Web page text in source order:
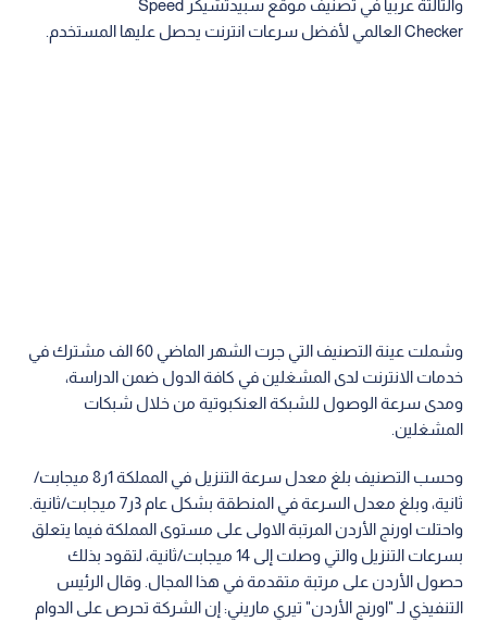
والثالثة عربيا في تصنيف موقع سبيدتشيكر Speed
Checker العالمي لأفضل سرعات انترنت يحصل عليها المستخدم.
وشملت عينة التصنيف التي جرت الشهر الماضي 60 الف مشترك في
خدمات الانترنت لدى المشغلين في كافة الدول ضمن الدراسة،
ومدى سرعة الوصول للشبكة العنكبوتية من خلال شبكات
المشغلين.
وحسب التصنيف بلغ معدل سرعة التنزيل في المملكة 1ر8 ميجابت/
ثانية، وبلغ معدل السرعة في المنطقة بشكل عام 3ر7 ميجابت/ثانية.
واحتلت اورنج الأردن المرتبة الاولى على مستوى المملكة فيما يتعلق
بسرعات التنزيل والتي وصلت إلى 14 ميجابت/ثانية، لتقود بذلك
حصول الأردن على مرتبة متقدمة في هذا المجال. وقال الرئيس
التنفيذي لـ "اورنج الأردن" تيري ماريني: إن الشركة تحرص على الدوام